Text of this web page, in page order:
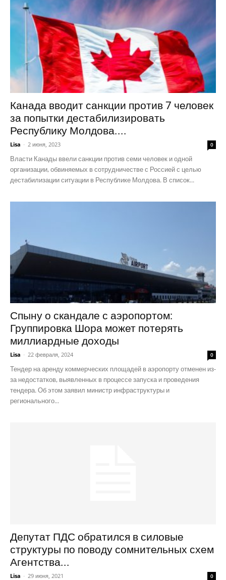
Канада вводит санкции против 7 человек
за попытки дестабилизировать
Республику Молдова....
Lisa - 2 июня, 2023 0
Власти Канады ввели санкции против семи человек и одной
организации, обвиняемых в сотрудничестве с Россией с целью
дестабилизации ситуации в Республике Молдова. В список...
Спыну о скандале с аэропортом:
Группировка Шора может потерять
миллиардные доходы
Lisa - 22 февраля, 2024 0
Тендер на аренду коммерческих площадей в аэропорту отменен из-
за недостатков, выявленных в процессе запуска и проведения
тендера. Об этом заявил министр инфраструктуры и
регионального...
Депутат ПДС обратился в силовые
структуры по поводу сомнительных схем
Агентства...
Lisa - 29 июня, 2021 0